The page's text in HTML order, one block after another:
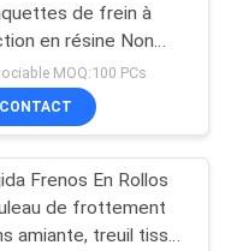
de
de frein à
en résine Non
Matériau de
de frein tissé
MOQ:100 PCs
CONTACT
Frenos En Rollos
de frottement
amiante, treuil tissé